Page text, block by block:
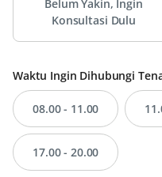
Belum Yakin, Ingin
Konsultasi Dulu
Waktu Ingin Dihubungi
08.00 - 11.00
17.00 - 20.00